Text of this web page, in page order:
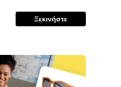
Ξεκινήστε